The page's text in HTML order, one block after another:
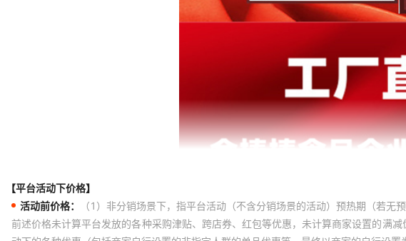
【平台活动下价格】
活动前价格：
（1）非分销场景下，指平台活动（不含分销场景的活动）预热期（若
前述价格未计算平台发放的各种采购津贴、跨店券、红包等优惠，未计算商家设置的满